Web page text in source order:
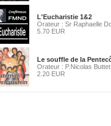
L'Eucharistie 1&2
Orateur : Sr Raphaelle
5.70 EUR
Le souffle de la
Orateur : P.Nicolas Buttet
2.20 EUR